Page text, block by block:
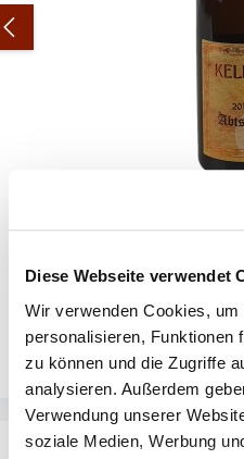
Diese Webseite verwendet
Wir verwenden Cookies,
personalisieren, Funktionen
zu können und die Zugriffe
analysieren. Außerdem
Verwendung unserer
soziale Medien, Werbung
Regulärer Preis:
345,00 € / **